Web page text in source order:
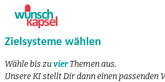
Zielsysteme wählen
Wähle bis zuvierThemen aus.
Unsere KI stellt Dir dann einen passenden